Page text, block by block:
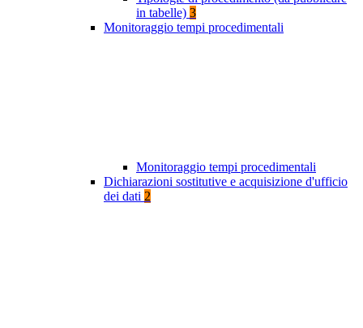
in tabelle) 3
Monitoraggio tempi procedimentali
Monitoraggio tempi procedimentali
Dichiarazioni sostitutive e acquisizione d'ufficio
dei dati 2